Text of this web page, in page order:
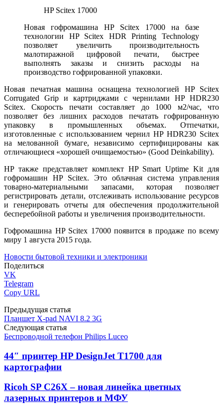
HP Scitex 17000
Новая гофромашина HP Scitex 17000 на базе
технологии HP Scitex HDR Printing Technology
позволяет увеличить производительность
малотиражной цифровой печати, быстрее
выполнять заказы и снизить расходы на
производство гофрированной упаковки.
Новая печатная машина оснащена технологией HP Scitex
Corrugated Grip и картриджами с чернилами HP HDR230
Scitex. Скорость печати составляет до 1000 м2/час, что
позволяет без лишних расходов печатать гофрированную
упаковку в промышленных объемах. Отпечатки,
изготовленные с использованием чернил HP HDR230 Scitex
на мелованной бумаге, независимо сертифицированы как
отличающиеся «хорошей очищаемостью» (Good Deinkability).
HP также представляет комплект HP Smart Uptime Kit для
гофромашин HP Scitex. Это облачная система управления
товарно-материальными запасами, которая позволяет
регистрировать детали, отслеживать использование ресурсов
и генерировать отчеты для обеспечения продолжительной
бесперебойной работы и увеличения производительности.
Гофромашина HP Scitex 17000 появится в продаже по всему
миру 1 августа 2015 года.
Новости бытовой техники и электроники
Поделиться
VK
Telegram
Copy URL
Предыдущая статья
Планшет X-pad NAVI 8.2 3G
Следующая статья
Беспроводной телефон Philips Luceo
44″ принтер HP DesignJet T1700 для
картографии
Ricoh SP C26Х – новая линейка цветных
лазерных принтеров и МФУ